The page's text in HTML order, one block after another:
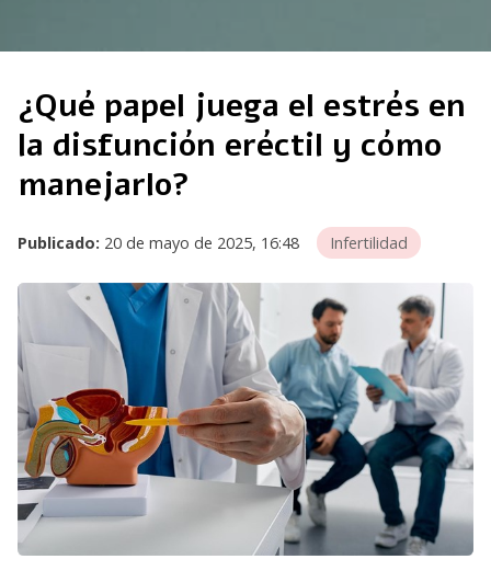
¿Qué papel juega el estrés en
la disfunción eréctil y cómo
manejarlo?
Publicado: 20 de mayo de 2025, 16:48 Infertilidad